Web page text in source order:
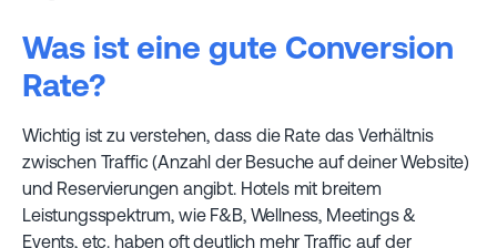
Was ist eine gute Conversion
Rate?
Wichtig ist zu verstehen, dass die Rate das Verhältnis
zwischen Traffic (Anzahl der Besuche auf deiner Website)
und Reservierungen angibt. Hotels mit breitem
Leistungsspektrum, wie F&B, Wellness, Meetings &
Events, etc. haben oft deutlich mehr Traffic auf der